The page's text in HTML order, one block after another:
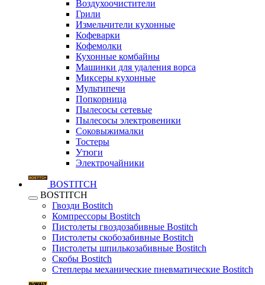
Воздухоочистители
Грили
Измельчители кухонные
Кофеварки
Кофемолки
Кухонные комбайны
Машинки для удаления ворса
Миксеры кухонные
Мультипечи
Попкорница
Пылесосы сетевые
Пылесосы электровеники
Соковыжималки
Тостеры
Утюги
Электрочайники
BOSTITCH
BOSTITCH
Гвозди Bostitch
Компрессоры Bostitch
Пистолеты гвоздозабивные Bostitch
Пистолеты скобозабивные Bostitch
Пистолеты шпилькозабивные Bostitch
Скобы Bostitch
Степлеры механические пневматические Bostitch